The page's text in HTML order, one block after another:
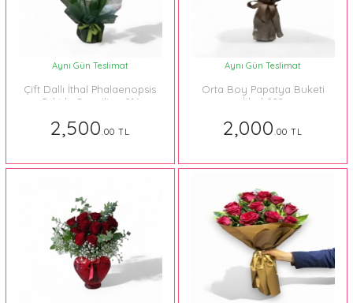
Aynı Gün Teslimat
Çift Dallı İthal Phalaenopsis
Orkide Sevgiliye 016
2,500.00 TL
Aynı Gün Teslimat
Orta Boy Papatya Buketi
İthal 022
2,000.00 TL